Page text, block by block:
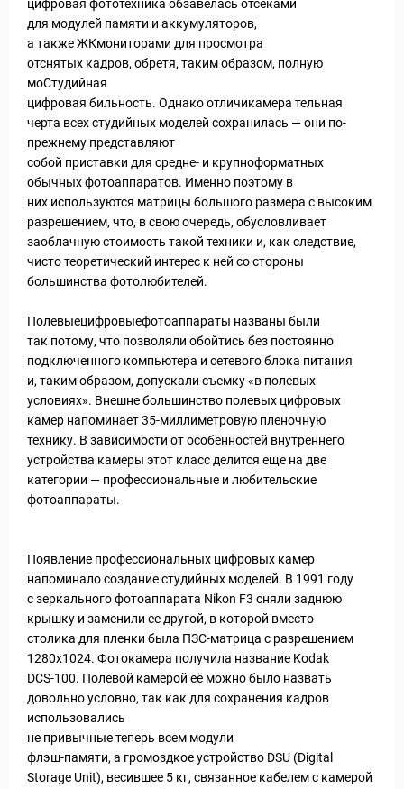
цифровая фототехника обзавелась отсеками
для модулей памяти и аккумуляторов,
а также ЖКмониторами для просмотра
отснятых кадров, обретя, таким образом, полную
моСтудийная
цифровая бильность. Однако отличикамера тельная
черта всех студийных моделей сохранилась — они по-
прежнему представляют
собой приставки для средне- и крупноформатных
обычных фотоаппаратов. Именно поэтому в
них используются матрицы большого размера с высоким
разрешением, что, в свою очередь, обусловливает
заоблачную стоимость такой техники и, как следствие,
чисто теоретический интерес к ней со стороны
большинства фотолюбителей.
Полевыецифровыефотоаппараты названы были
так потому, что позволяли обойтись без постоянно
подключенного компьютера и сетевого блока питания
и, таким образом, допускали съемку «в полевых
условиях». Внешне большинство полевых цифровых
камер напоминает 35-миллиметровую пленочную
технику. В зависимости от особенностей внутреннего
устройства камеры этот класс делится еще на две
категории — профессиональные и любительские
фотоаппараты.
Появление профессиональных цифровых камер
напоминало создание студийных моделей. В 1991 году
с зеркального фотоаппарата Nikon F3 сняли заднюю
крышку и заменили ее другой, в которой вместо
столика для пленки была ПЗС-матрица с разрешением
1280x1024. Фотокамера получила название Kodak
DCS-100. Полевой камерой её можно было назвать
довольно условно, так как для сохранения кадров
использовались
не привычные теперь всем модули
флэш-памяти, а громоздкое устройство DSU (Digital
Storage Unit), весившее 5 кг, связанное кабелем с камерой